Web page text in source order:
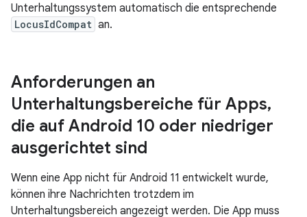
Unterhaltungssystem automatisch die entsprechende
LocusIdCompat an.
Anforderungen an
Unterhaltungsbereiche für Apps,
die auf Android 10 oder niedriger
ausgerichtet sind
Wenn eine App nicht für Android 11 entwickelt wurde,
können ihre Nachrichten trotzdem im
Unterhaltungsbereich angezeigt werden. Die App muss